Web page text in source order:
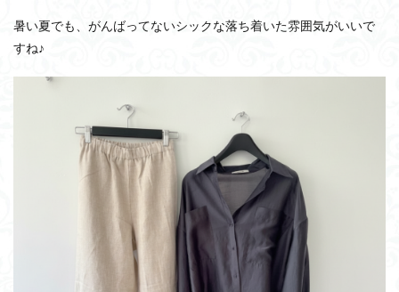
暑い夏でも、がんばってないシックな落ち着いた雰囲気がいいで
すね♪